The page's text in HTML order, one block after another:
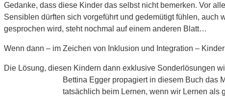
Gedanke, dass diese Kinder das selbst nicht bemerken. Vor
Sensiblen dürften sich vorgeführt und gedemütigt fühlen,
gesprochen wird, steht nochmal auf einem anderen Blatt…
Wenn dann – im Zeichen von Inklusion und Integration –
Die Lösung, diesen Kindern dann exklusive Sonderlösungen
Bettina Egger propagiert in diesem Buch das
tatsächlich beim Lernen, wenn wir Lernen als